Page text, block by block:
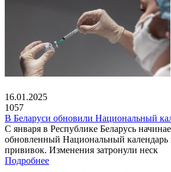
16.01.2025
1057
В Беларуси обновили Национальный
С января в Республике Беларусь
обновленный Национальный календарь
прививок. Изменения затронули неск
Подробнее